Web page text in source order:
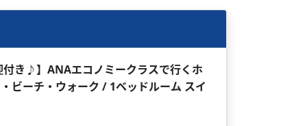
き♪】ANAエコノミークラスで行くホ
ビーチ・ウォーク / 1ベッドルーム スイ